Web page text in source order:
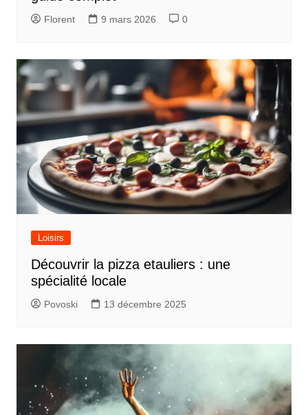
Florent 9 mars 2026 0
Loisirs
Découvrir la pizza etauliers : une
spécialité locale
Povoski 13 décembre 2025